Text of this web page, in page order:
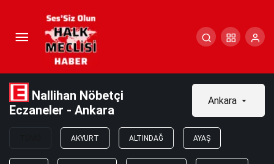
Nallihan Nöbetçi
Eczaneler - Ankara
Ankara
AKYURT ALTINDAĞ AYAŞ